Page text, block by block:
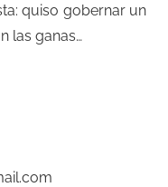
quiso gobernar un
las ganas…